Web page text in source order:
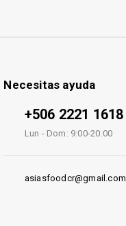
Necesitas ayuda
+506 2221 1618
Lun - Dom: 9:00-20:00
asiasfoodcr@gmail.com